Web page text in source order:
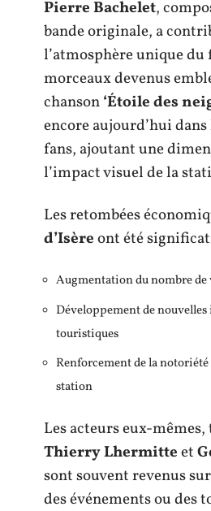
Pierre Bachelet,
bande originale, a
l’atmosphère unique du
morceaux devenus
chanson‘Étoile des
encore aujourd’hui
fans, ajoutant une
l’impact visuel de la
Les retombées
d’Isèreont été
Augmentation du nombre
Développement de
touristiques
Renforcement de la
station
Les acteurs eux-mêmes,
Thierry Lhermitteet
sont souvent revenus
des événements ou des